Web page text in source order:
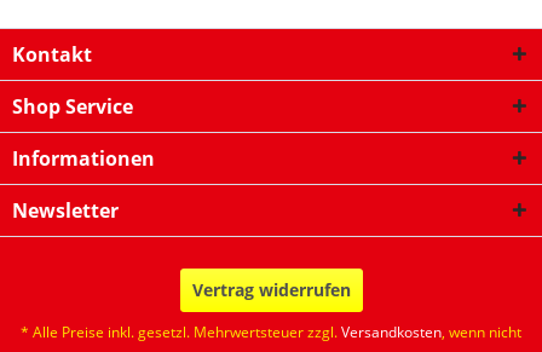
Kontakt
Shop Service
Informationen
Newsletter
Vertrag widerrufen
* Alle Preise inkl. gesetzl. Mehrwertsteuer zzgl.Versandkosten, wenn nicht